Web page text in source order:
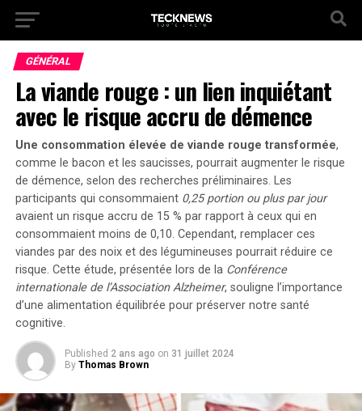
GÉNÉRAL
La viande rouge : un lien inquiétant
avec le risque accru de démence
Une consommation élevée de viande rouge transformée,
comme le bacon et les saucisses, pourrait augmenter le risque
de démence, selon des recherches préliminaires. Les
participants qui consommaient 0,25 portion ou plus par jour
avaient un risque accru de 15 % par rapport à ceux qui en
consommaient moins de 0,10. Cependant, remplacer ces
viandes par des noix et des légumineuses pourrait réduire ce
risque. Cette étude, présentée lors de la Conférence
internationale de l’Association Alzheimer, souligne l’importance
d’une alimentation équilibrée pour préserver notre santé
cognitive.
Published 2 ans ago on 31 juillet 2024
By Thomas Brown